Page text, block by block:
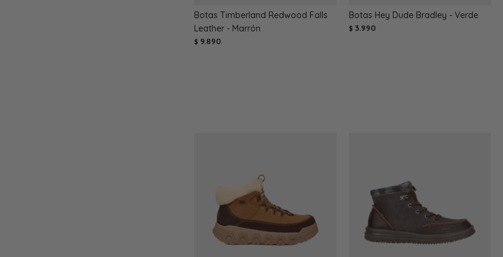
Botas Timberland Redwood Falls
Leather - Marrón
$ 9.890
Botas Hey Dude Bradley - Verde
$ 3.990